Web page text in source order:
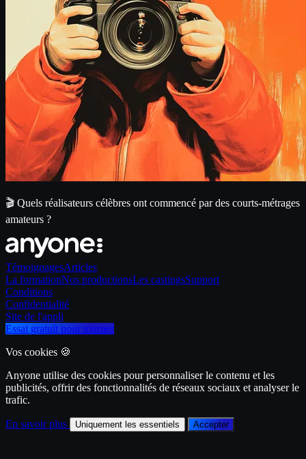
🎬 Quels réalisateurs célèbres ont commencé par des courts-métrages
amateurs ?
TémoignagesArticles
La formationNos productionsLes castingsSupport
Conditions
Confidentialité
Site de l'appli
Essai gratuit pour tourner
Vos cookies 🍪
Anyone utilise des cookies pour personnaliser le contenu et les
publicités, offrir des fonctionnalités de réseaux sociaux et analyser le
trafic.
En savoir plus Uniquement les essentiels Accepter